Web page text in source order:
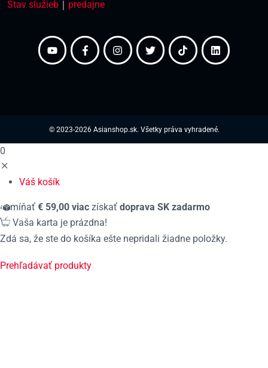
Stav služieb
predajne
© 2023-2026 Asianshop.sk. Všetky práva vyhradené.
0
Váš košík
míňať € 59,00 viac získať doprava SK zadarmo
Vaša karta je prázdna!
Zdá sa, že ste do košíka ešte nepridali žiadne položky.
Prehľadávať produkty